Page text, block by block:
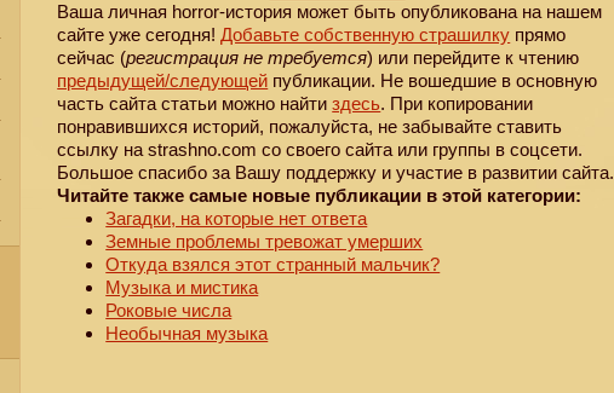
Ваша личная horror-история может быть опубликована на нашем
сайте уже сегодня!Добавьте собственную страшилку прямо
сейчас (регистрация не требуется) или перейдите к чтению
предыдущей/следующей публикации. Не вошедшие в основную
часть сайта статьи можно найтиздесь. При копировании
понравившихся историй, пожалуйста, не забывайте ставить
ссылку на strashno.com со своего сайта или группы в соцсети.
Большое спасибо за Вашу поддержку и участие в развитии сайта.
Читайте также самые новые публикации в этой категории:
Загадки, на которые нет ответа
Земные проблемы тревожат умерших
Откуда взялся этот странный мальчик?
Музыка и мистика
Роковые числа
Необычная музыка